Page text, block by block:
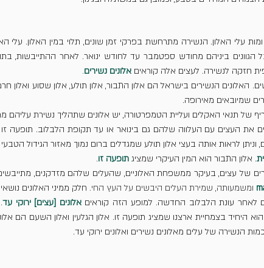
חזקה לנשירה. לעצים אלה קוראים אלונים נשירים.
שמיובאים מאירופה.
וניתן לראות אותה בעצי אלון תולע שמגדלים ברום נמוך מאזור הגידול
. אלון התבור הוא המין העיקרי שמציג תופעה זו.
ומשמעותה, שמירת העלים היבשים על העץ החי.
לאחר עונת הלבלוב החדשה. למופע הזה קוראים אלונים [עצים] ירוקי עד
הנשירה של עלים מאלונים נשירים ואלונים ירוקי עד.